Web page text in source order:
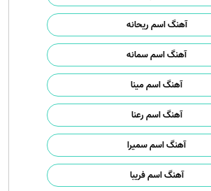
آهنگ اسم ریحانه
آهنگ اسم سمانه
آهنگ اسم مینا
آهنگ اسم رعنا
آهنگ اسم سمیرا
آهنگ اسم فریبا